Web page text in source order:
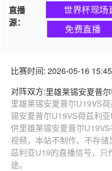
直播
源：
世界杯现场
免费直播
比赛时间: 2026-05-16
对阵双方:里雄莱锡安夏普
里雄莱锡安夏普尔U19VS
锡安夏普尔U19VS荷茲利
供里雄莱锡安夏普尔
视频，本站不制作、不存
茲利亚U19的直播信号，只
途。